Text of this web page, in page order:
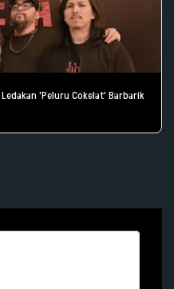
'Peluru Cokelat' Barbarik